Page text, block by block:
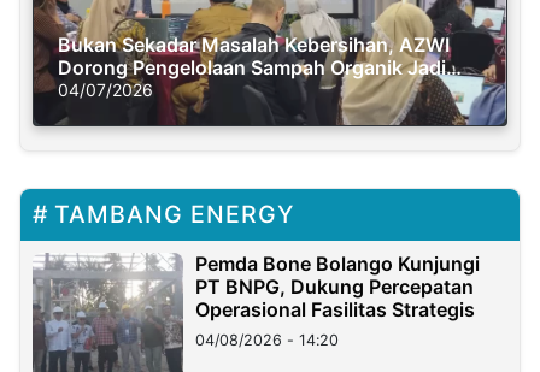
Bukan Sekadar Masalah Kebersihan, AZWI
Dorong Pengelolaan Sampah Organik Jadi
Solusi Krisis Iklim
04/07/2026
TAMBANG ENERGY
Pemda Bone Bolango Kunjungi
PT BNPG, Dukung Percepatan
Operasional Fasilitas Strategis
04/08/2026 - 14:20